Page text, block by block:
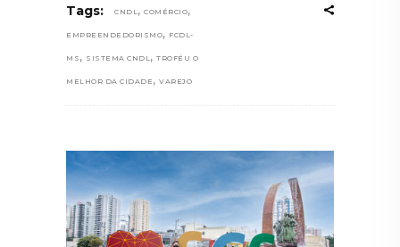
Tags: CNDL , COMÉRCIO,
EMPREENDEDORISMO, FCDL-
MS , SISTEMA CNDL , TROFÉU O
MELHOR DA CIDADE , VAREJO